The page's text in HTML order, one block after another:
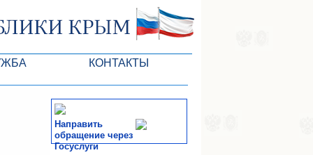
КОНТАКТЫ
Направить
обращение через
Госуслуги